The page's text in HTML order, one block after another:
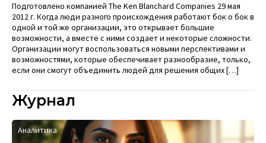
Подготовлено компанией The Ken Blanchard Companies 29 мая
2012 г. Когда люди разного происхождения работают бок о бок в
одной и той же организации, это открывает большие
возможности, а вместе с ними создает и некоторые сложности.
Организации могут воспользоваться новыми перспективами и
возможностями, которые обеспечивает разнообразие, только,
если они смогут объединить людей для решения общих […]
Журнал
Аналитика